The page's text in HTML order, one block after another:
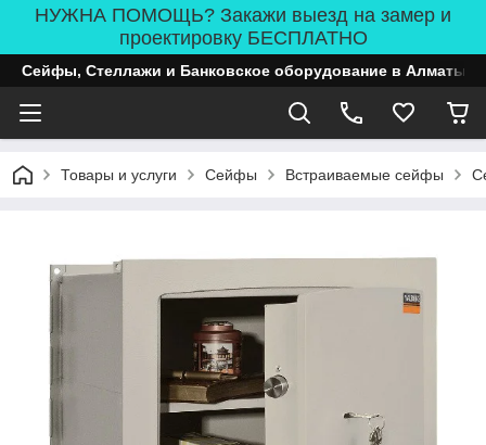
НУЖНА ПОМОЩЬ? Закажи выезд на замер и
проектировку БЕСПЛАТНО
Сейфы, Стеллажи и Банковское оборудование в Алматы
Товары и услуги Сейфы Встраиваемые сейфы